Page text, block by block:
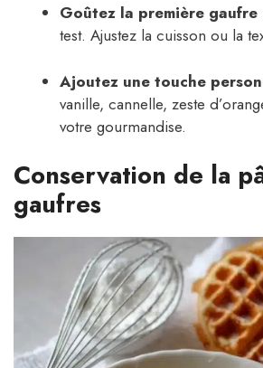
Goûtez la première gaufre
test. Ajustez la cuisson ou la
Ajoutez une touche
vanille, cannelle, zeste
votre gourmandise.
Conservation de la
gaufres